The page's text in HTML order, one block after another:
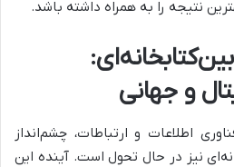
نتیجه را به همراه داشته باشد.
و جهانی
اطلاعات و ارتباطات، چشم‌انداز
نیز در حال تحول است. آینده این